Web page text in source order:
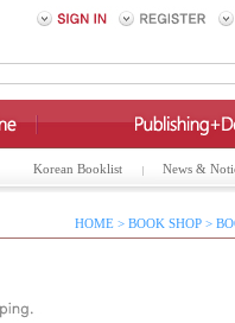
Korean Booklist News &
HOME > BOOK SHOP >